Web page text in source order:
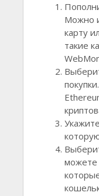
Можно
карту
такие
можете